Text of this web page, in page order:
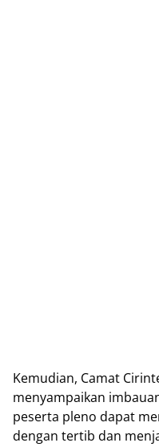
Kemudian, Camat
menyampaikan
peserta pleno dapat
dengan tertib dan